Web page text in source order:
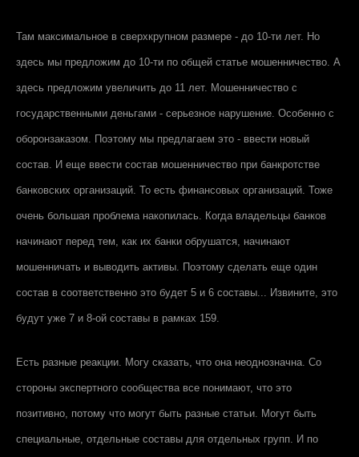
Там максимальное в сверхкрупном размере - до 10-ти лет. Но
здесь мы предложим до 10-ти по общей статье мошенничество. А
здесь предложим увеличить до 11 лет. Мошенничество с
государственными деньгами - серьезное нарушение. Особенно с
оборонзаказом. Поэтому мы предлагаем это - ввести новый
состав. И еще ввести состав мошенничество при банкротстве
банковских организаций. То есть финансовых организаций. Тоже
очень большая проблема накопилась. Когда владельцы банков
начинают перед тем, как их банки обрушатся, начинают
мошенничать и выводить активы. Поэтому сделать еще один
состав в соответственно это будет 5 и 6 составы... Извините, это
будут уже 7 и 8-ой составы в рамках 159.
Есть разные реакции. Могу сказать, что она неоднозначна. Со
стороны экспертного сообщества все понимают, что это
позитивно, потому что могут быть разные статьи. Могут быть
специальные, отдельные составы для отдельных групп. И по